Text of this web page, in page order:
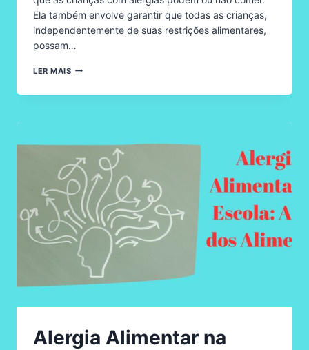
Ela também envolve garantir que todas as crianças,
independentemente de suas restrições alimentares,
possam…
LER MAISINCLUSÃO
COMESTÍVEIS
Alergia Alimentar na